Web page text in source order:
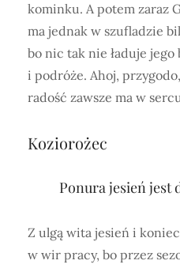
kominku. A potem zaraz
ma jednak w szufladzie
bo nic tak nie ładuje jego
i podróże. Ahoj,
radość zawsze ma w
Koziorożec
Ponura jesień jest
Z ulgą wita jesień i
w wir pracy, bo przez